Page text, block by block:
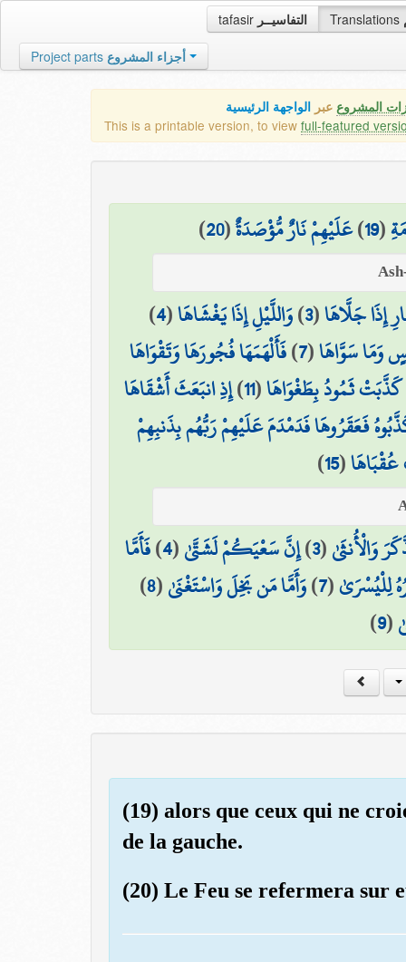
tafasir التفاسيــر Translations
Project parts أجزاء المشروع
المشروع عبر الواجهة الرئيسية
This is a printable version, to view full-featured
(
19
)عَلَيْهِمْ نَارٌ مُّؤْصَدَةٌ(
20
)
إِذَا جَلَّاهَا(
3
)وَاللَّيْلِ إِذَا يَغْشَاهَا(
4
)
وَمَا سَوَّاهَا(
7
)فَأَلْهَمَهَا فُجُورَهَا وَتَقْوَاهَا
كَذَّبَتْ ثَمُودُ بِطَغْوَاهَا(
11
)إِذِ انبَعَثَ أَشْقَاهَا
فَعَقَرُوهَا فَدَمْدَمَ عَلَيْهِمْ رَبُّهُم بِذَنبِهِمْ
(
15
)
وَالْأُنثَىٰ(
3
)إِنَّ سَعْيَكُمْ لَشَتَّىٰ(
4
)فَأَمَّا
لِلْيُسْرَىٰ(
7
)وَأَمَّا مَن بَخِلَ وَاسْتَغْنَىٰ(
8
)
(
9
)
(19) alors que ceux qui ne
de la gauche.
(20) Le Feu se refermera sur